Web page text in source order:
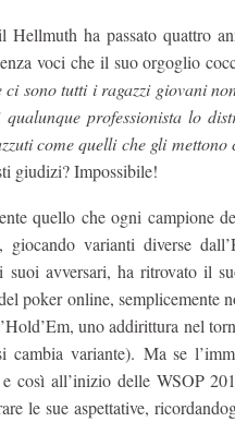
ha passato quattro
voci che il suo orgoglio
sono tutti i ragazzi giovani
professionista lo
come quelli che gli
giudizi? Impossibile!
quello che ogni campione
varianti diverse
avversari, ha ritrovato il
poker online,
uno addirittura nel
cambia variante). Ma se
così all’inizio delle WSOP
le sue aspettative,